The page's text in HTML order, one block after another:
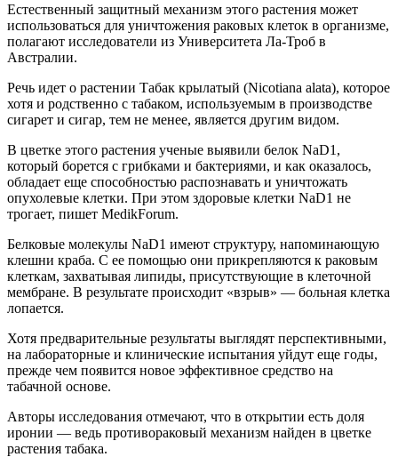
Естественный защитный механизм этого растения может
использоваться для уничтожения раковых клеток в организме,
полагают исследователи из Университета Ла-Троб в
Австралии.
Речь идет о растении Табак крылатый (Nicotiana alata), которое
хотя и родственно с табаком, используемым в производстве
сигарет и сигар, тем не менее, является другим видом.
В цветке этого растения ученые выявили белок NaD1,
который борется с грибками и бактериями, и как оказалось,
обладает еще способностью распознавать и уничтожать
опухолевые клетки. При этом здоровые клетки NaD1 не
трогает, пишет MedikForum.
Белковые молекулы NaD1 имеют структуру, напоминающую
клешни краба. С ее помощью они прикрепляются к раковым
клеткам, захватывая липиды, присутствующие в клеточной
мембране. В результате происходит «взрыв» — больная клетка
лопается.
Хотя предварительные результаты выглядят перспективными,
на лабораторные и клинические испытания уйдут еще годы,
прежде чем появится новое эффективное средство на
табачной основе.
Авторы исследования отмечают, что в открытии есть доля
иронии — ведь противораковый механизм найден в цветке
растения табака.